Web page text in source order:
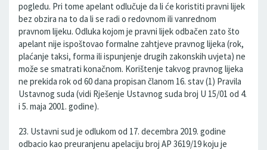
pogledu. Pri tome apelant odlučuje da li će koristiti pravni lijek
bez obzira na to da li se radi o redovnom ili vanrednom
pravnom lijeku. Odluka kojom je pravni lijek odbačen zato što
apelant nije ispoštovao formalne zahtjeve pravnog lijeka (rok,
plaćanje taksi, forma ili ispunjenje drugih zakonskih uvjeta) ne
može se smatrati konačnom. Korištenje takvog pravnog lijeka
ne prekida rok od 60 dana propisan članom 16. stav (1) Pravila
Ustavnog suda (vidi Rješenje Ustavnog suda broj U 15/01 od 4.
i 5. maja 2001. godine).
23. Ustavni sud je odlukom od 17. decembra 2019. godine
odbacio kao preuranjenu apelaciju broj AP 3619/19 koju je